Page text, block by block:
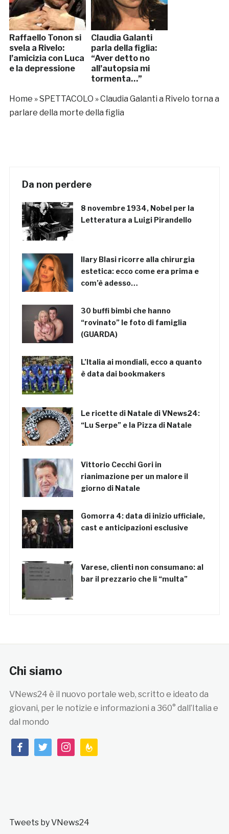
Raffaello Tonon si
svela a Rivelo:
l’amicizia con Luca
e la depressione
Claudia Galanti
parla della figlia:
“Aver detto no
all’autopsia mi
tormenta…”
Home »SPETTACOLO »Claudia Galanti a Rivelo torna a
parlare della morte della figlia
Da non perdere
8 novembre 1934, Nobel per la
Letteratura a Luigi Pirandello
Ilary Blasi ricorre alla chirurgia
estetica: ecco come era prima e
com’è adesso…
30 buffi bimbi che hanno
“rovinato” le foto di famiglia
(GUARDA)
L’Italia ai mondiali, ecco a quanto
è data dai bookmakers
Le ricette di Natale di VNews24:
“Lu Serpe” e la Pizza di Natale
Vittorio Cecchi Gori in
rianimazione per un malore il
giorno di Natale
Gomorra 4: data di inizio ufficiale,
cast e anticipazioni esclusive
Varese, clienti non consumano: al
bar il prezzario che li “multa”
Chi siamo
VNews24 è il nuovo portale web, scritto e ideato da
giovani, per le notizie e informazioni a 360° dall’Italia e
dal mondo
facebooktwitterinstagramfeedburner
Tweets by VNews24